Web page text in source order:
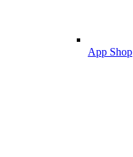
App Shop